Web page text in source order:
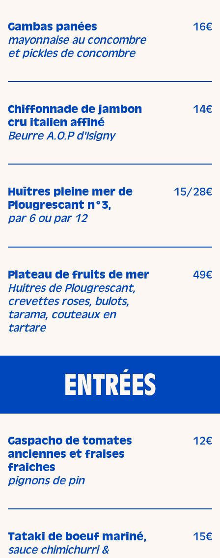
Gambas panées
mayonnaise au concombre
et pickles de concombre
16€
Chiffonnade de jambon
cru italien affiné
Beurre A.O.P d'Isigny
14€
Huîtres pleine mer de
Plougrescant n°3,
par 6 ou par 12
15/28€
Plateau de fruits de mer
Huitres de Plougrescant,
crevettes roses, bulots,
tarama, couteaux en
tartare
49€
ENTRÉES
Gaspacho de tomates
anciennes et fraises
fraiches
pignons de pin
12€
Tataki de boeuf mariné,
sauce chimichurri &
15€